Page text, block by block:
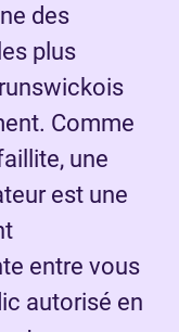
des
plus
Comme
une
est une
entre vous
autorisé en